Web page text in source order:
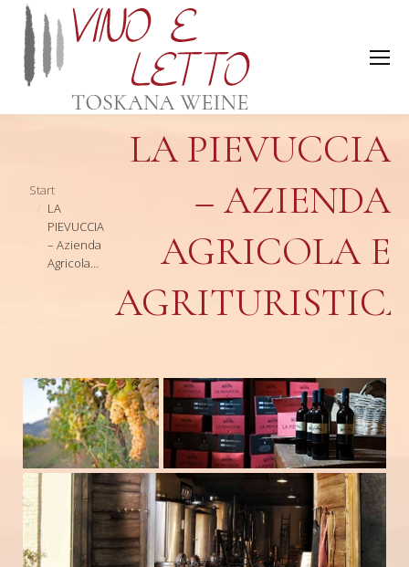
Sie befinden sich hier:
Start
LA
PIEVUCCIA
– Azienda
Agricola…
LA PIEVUCCIA
– AZIENDA
AGRICOLA E